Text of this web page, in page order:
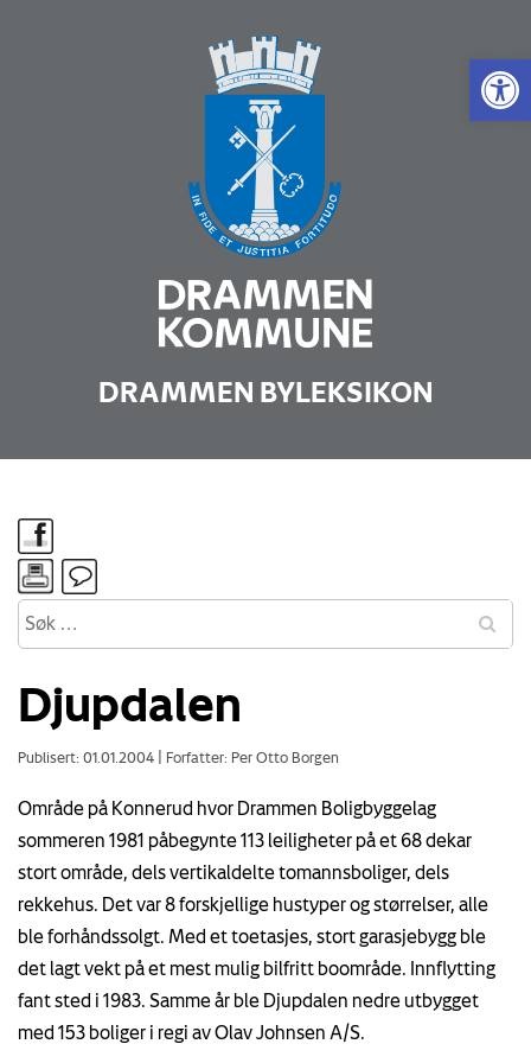
Vis
DRAMMEN BYLEKSIKON
Djupdalen
Publisert: 01.01.2004 Forfatter: Per Otto Borgen
Område på Konnerud hvor Drammen Boligbyggelag
sommeren 1981 påbegynte 113 leiligheter på et 68 dekar
stort område, dels vertikaldelte tomannsboliger, dels
rekkehus. Det var 8 forskjellige hustyper og størrelser, alle
ble forhåndssolgt. Med et toetasjes, stort garasjebygg ble
det lagt vekt på et mest mulig bilfritt boområde. Innflytting
fant sted i 1983. Samme år ble Djupdalen nedre utbygget
med 153 boliger i regi av Olav Johnsen A/S.